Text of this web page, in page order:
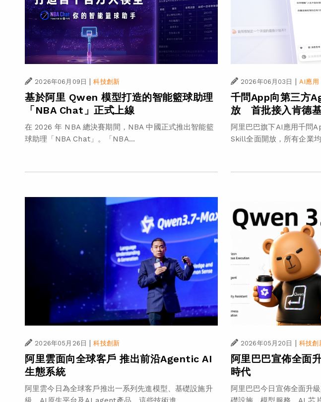
2026年06月09日 | 科技創新
基於阿里 Qwen 模型打造的智能籃球助理
「NBA Chat」正式上線
在 2026 年 NBA 總決賽期間，NBA 中國正式推出智能籃
球助理「NBA Chat」。「NBA...
2026年06月03日 | AI應用
千問App向第三方
放 首批接入肯德
阿里巴巴旗下AI應用千問
Skill全面開放，所有企業
2026年05月26日 | 科技創新
阿里雲面向全球客戶 推出前沿Agentic AI
生態系統
阿里雲今日為全球客戶推出一系列先進模型、基礎設施升
2026年05月20日 | 科技創
阿里巴巴宣佈全面
時代
阿里巴巴今日宣佈全面升